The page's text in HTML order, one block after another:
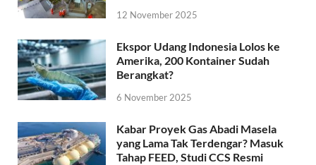
12 November 2025
Ekspor Udang Indonesia Lolos ke
Amerika, 200 Kontainer Sudah
Berangkat?
6 November 2025
Kabar Proyek Gas Abadi Masela
yang Lama Tak Terdengar? Masuk
Tahap FEED, Studi CCS Resmi